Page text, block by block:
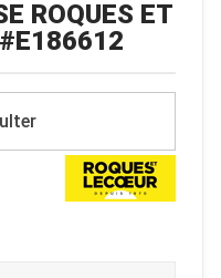
ROQUES ET
#E186612